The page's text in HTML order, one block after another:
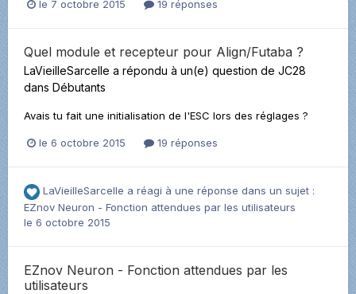
le 7 octobre 2015 19 réponses
Quel module et recepteur pour Align/Futaba ?
LaVieilleSarcelle a répondu à un(e) question de JC28
dans Débutants
Avais tu fait une initialisation de l'ESC lors des réglages ?
le 6 octobre 2015 19 réponses
LaVieilleSarcelle a réagi à une réponse dans un sujet :
EZnov Neuron - Fonction attendues par les utilisateurs
le 6 octobre 2015
EZnov Neuron - Fonction attendues par les
utilisateurs